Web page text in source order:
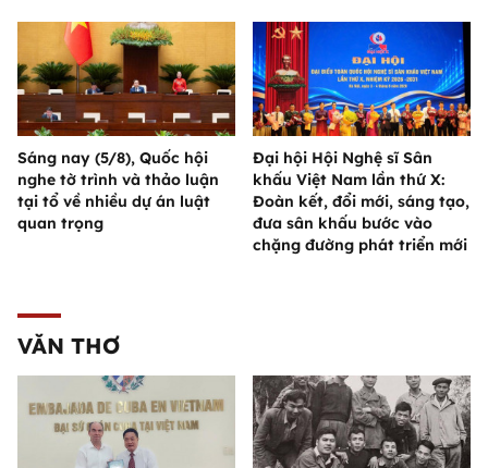
Sáng nay (5/8), Quốc hội
nghe tờ trình và thảo luận
tại tổ về nhiều dự án luật
quan trọng
Đại hội Hội Nghệ sĩ Sân
khấu Việt Nam lần thứ X:
Đoàn kết, đổi mới, sáng tạo,
đưa sân khấu bước vào
chặng đường phát triển mới
VĂN THƠ